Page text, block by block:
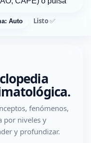
Auto Listo ✅
fenómenos,
por niveles y
y profundizar.